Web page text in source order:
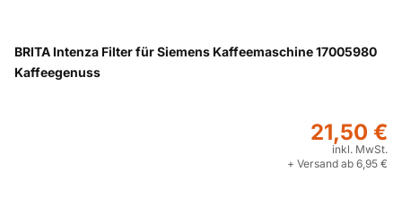
BRITA Intenza Filter für Siemens Kaffeemaschine 17005980
Kaffeegenuss
21,50 €
inkl. MwSt.
+ Versand ab 6,95 €